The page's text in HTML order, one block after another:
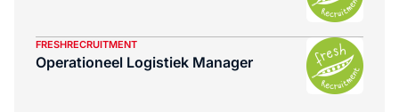
FRESHRECRUITMENT
Operationeel Logistiek Manager